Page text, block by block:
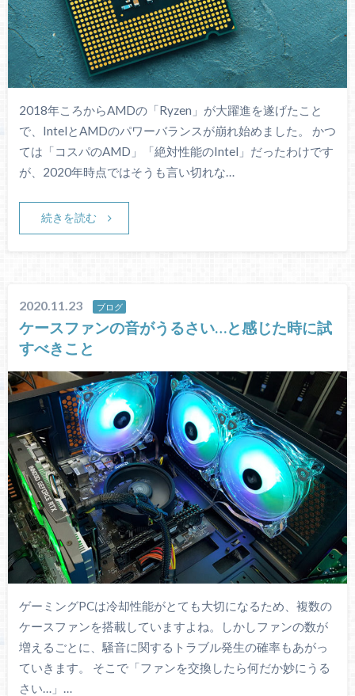
2018年ころからAMDの「Ryzen」が大躍進を遂げたこと
で、IntelとAMDのパワーバランスが崩れ始めました。 かつ
ては「コスパのAMD」「絶対性能のIntel」だったわけです
が、2020年時点ではそうも言い切れな…
続きを読む
2020.11.23 ブログ
ケースファンの音がうるさい…と感じた時に試
すべきこと
ゲーミングPCは冷却性能がとても大切になるため、複数の
ケースファンを搭載していますよね。しかしファンの数が
増えるごとに、騒音に関するトラブル発生の確率もあがっ
ていきます。 そこで「ファンを交換したら何だか妙にうる
さい…」…